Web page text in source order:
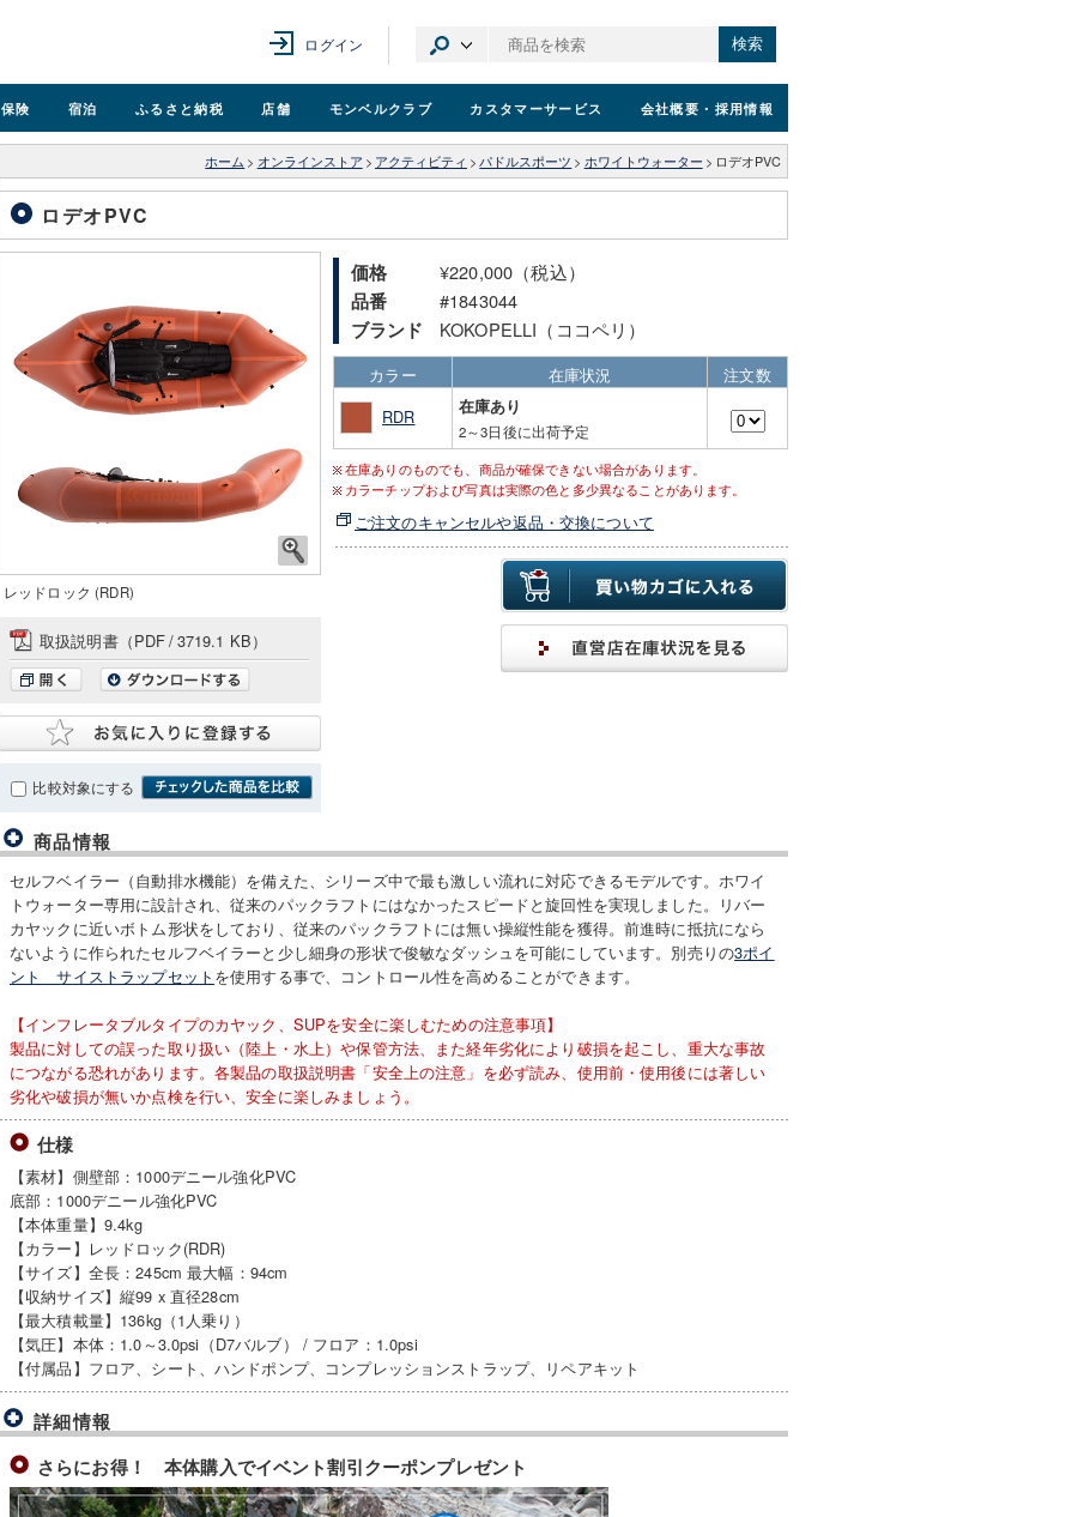
ログイン 検索
保険 宿泊 ふるさと納税 店舗 モンベルクラブ カスタマーサービス 会社概要 ・採用情報
ホーム > オンラインストア > アクティビティ > パドルスポーツ > ホワイトウォーター > ロデオPVC
ロデオPVC
レッドロック (RDR)
取扱説明書（PDF/3719.1 KB）
比較対象にする
価格 ¥220,000（税込）
品番 #1843044
ブランド KOKOPELLI（ココペリ）
カラー 在庫状況
注文数
RDR
在庫あり
2～3日後に出荷予定
在庫ありのものでも、商品が確保できない場合があります。
カラーチップおよび写真は実際の色と多少異なることがあります。
ご注文のキャンセルや返品・交換について
商品情報
セルフベイラー（自動排水機能）を備えた、シリーズ中で最も激しい流れに対応できるモデルです。ホワイ
トウォーター専用に設計され、従来のパックラフトにはなかったスピードと旋回性を実現しました。リバー
カヤックに近いボトム形状をしており、従来のパックラフトには無い操縦性能を獲得。前進時に抵抗になら
ないように作られたセルフベイラーと少し細身の形状で俊敏なダッシュを可能にしています。別売りの3ポイ
ント サイストラップセット を使用する事で、コントロール性を高めることができます。
【インフレータブルタイプのカヤック、SUPを安全に楽しむための注意事項】
製品に対しての誤った取り扱い（陸上・水上）や保管方法、また経年劣化により破損を起こし、重大な事故
につながる恐れがあります。各製品の取扱説明書「安全上の注意」を必ず読み、使用前・使用後には著しい
劣化や破損が無いか点検を行い、安全に楽しみましょう。
仕様
【素材】側壁部：1000デニール強化PVC
底部：1000デニール強化PVC
【本体重量】9.4kg
【カラー】レッドロック(RDR)
【サイズ】全長：245cm 最大幅：94cm
【収納サイズ】縦99 x 直径28cm
【最大積載量】136kg（1人乗り）
【気圧】本体：1.0～3.0psi（D7バルブ） / フロア：1.0psi
【付属品】フロア、シート、ハンドポンプ、コンプレッションストラップ、リペアキット
詳細情報
さらにお得！ 本体購入でイベント割引クーポンプレゼント